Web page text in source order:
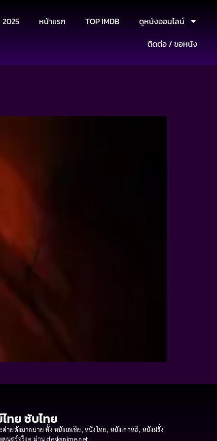
หน้าแรก TOP IMDB
ดูหนังออนไลน์
ติดต่อ / ขอหนัง
ทย ซับไทย
ยดังมากมาย ทั้ง หนังเอเชีย, หนังไทย, หนังเกาหลี, หนังฝรั่ง
นตร์จริงๆ ผ่าน deskanime.net